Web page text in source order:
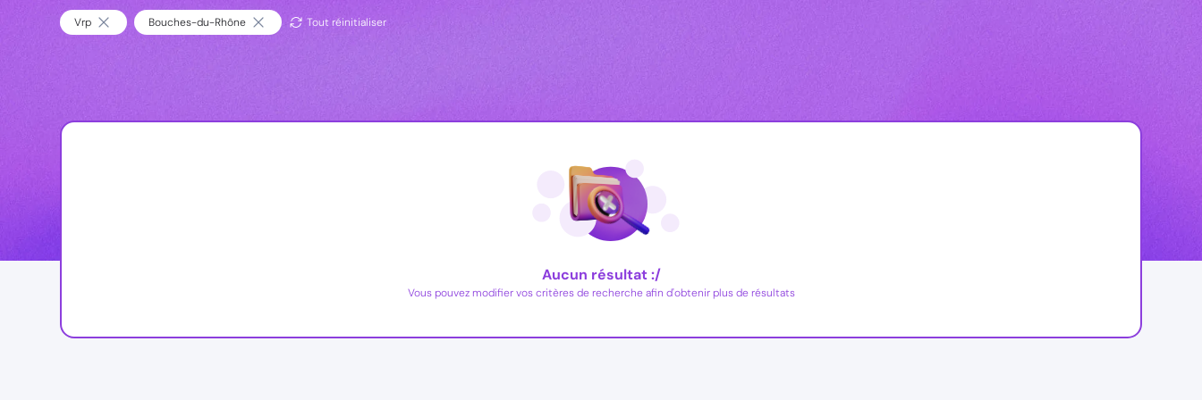
Vrp Bouches-du-Rhône Tout réinitialiser
Aucun résultat :/
Vous pouvez modifier vos critères de recherche afin d'obtenir plus de résultats